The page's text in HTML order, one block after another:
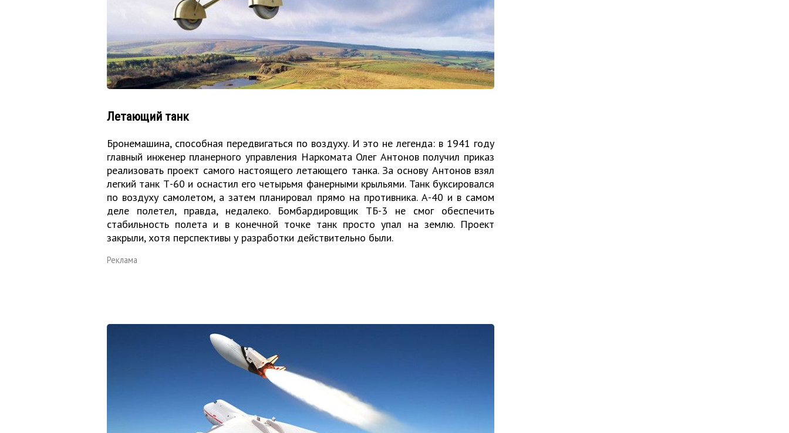
Летающий танк
Бронемашина, способная передвигаться по воздуху. И это не легенда: в 1941 году
главный инженер планерного управления Наркомата Олег Антонов получил приказ
реализовать проект самого настоящего летающего танка. За основу Антонов взял
легкий танк Т-60 и оснастил его четырьмя фанерными крыльями. Танк буксировался
по воздуху самолетом, а затем планировал прямо на противника. А-40 и в самом
деле полетел, правда, недалеко. Бомбардировщик ТБ-3 не смог обеспечить
стабильность полета и в конечной точке танк просто упал на землю. Проект
закрыли, хотя перспективы у разработки действительно были.
Реклама